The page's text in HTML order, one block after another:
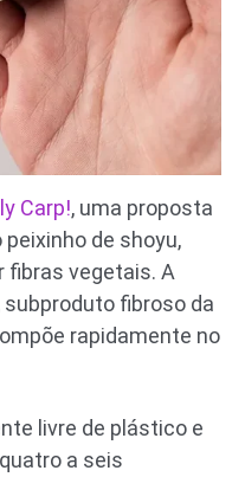
Carp!, uma proposta
de shoyu,
vegetais. A
fibroso da
rapidamente no
livre de plástico e
a seis